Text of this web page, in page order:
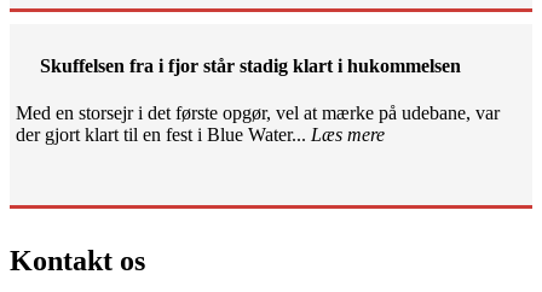
Skuffelsen fra i fjor står stadig klart i hukommelsen
Med en storsejr i det første opgør, vel at mærke på udebane, var
der gjort klart til en fest i Blue Water... Læs mere
Kontakt os